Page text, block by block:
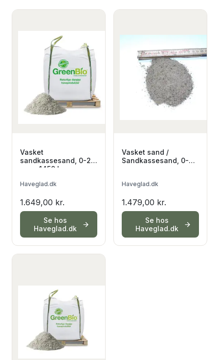
Vasket
sandkassesand, 0-2
mm - 1450 kg
Haveglad.dk
1.649,00 kr.
Se hos
Haveglad.dk
Vasket sand /
Sandkassesand, 0-4
Haveglad.dk
1.479,00 kr.
Se hos
Haveglad.dk